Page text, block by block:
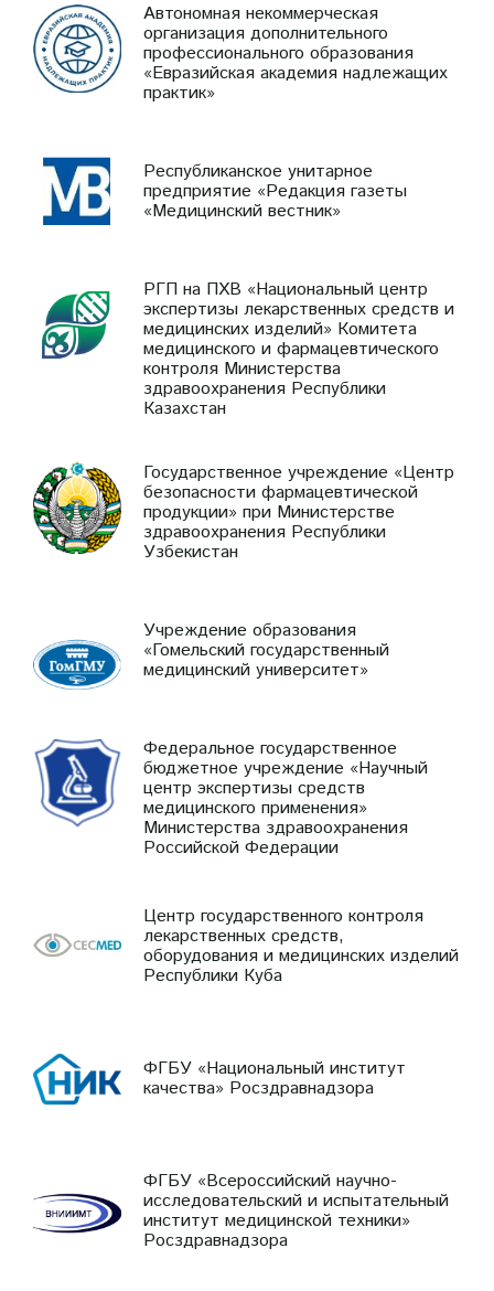
Автономная некоммерческая
организация дополнительного
профессионального образования
«Евразийская академия надлежащих
практик»
Республиканское унитарное
предприятие «Редакция газеты
«Медицинский вестник»
РГП на ПХВ «Национальный центр
экспертизы лекарственных средств и
медицинских изделий» Комитета
медицинского и фармацевтического
контроля Министерства
здравоохранения Республики
Казахстан
Государственное учреждение «Центр
безопасности фармацевтической
продукции» при Министерстве
здравоохранения Республики
Узбекистан
Учреждение образования
«Гомельский государственный
медицинский университет»
Федеральное государственное
бюджетное учреждение «Научный
центр экспертизы средств
медицинского применения»
Министерства здравоохранения
Российской Федерации
Центр государственного контроля
лекарственных средств,
оборудования и медицинских изделий
Республики Куба
ФГБУ «Национальный институт
качества» Росздравнадзора
ФГБУ «Всероссийский научно-
исследовательский и испытательный
институт медицинской техники»
Росздравнадзора